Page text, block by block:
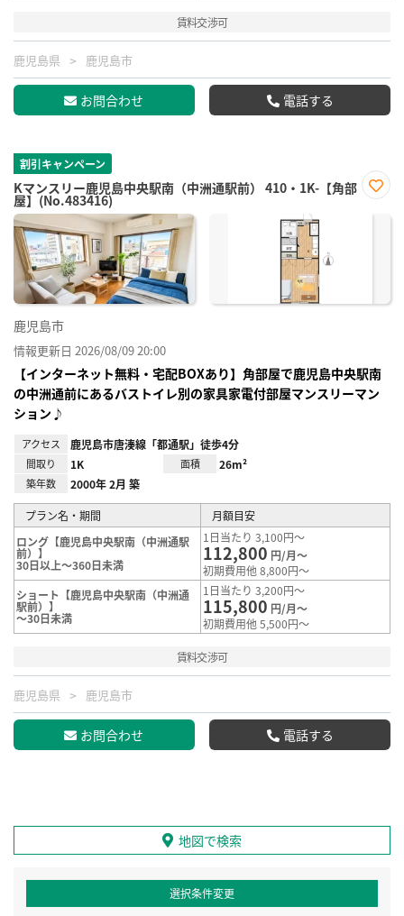
賃料交渉可
鹿児島県 鹿児島市
お問合わせ 電話する
割引キャンペーン
Kマンスリー鹿児島中央駅南（中洲通駅前） 410・1K-【角部
屋】(No.483416)
に入
鹿児島市
情報更新日 2026/08/09 20:00
【インターネット無料・宅配BOXあり】角部屋で鹿児島中央駅南
の中洲通前にあるバストイレ別の家具家電付部屋マンスリーマン
ション♪
アクセス 鹿児島市唐湊線「都通駅」徒歩4分
間取り 1K 面積 26m²
築年数 2000年 2月 築
プラン名・期間
月額目安
ロング【鹿児島中央駅南（中洲通駅
前）】
30日以上～360日未満
1日当たり 3,100円～
112,800 円/月～
初期費用他 8,800円～
ショート【鹿児島中央駅南（中洲通
駅前）】
～30日未満
1日当たり 3,200円～
115,800 円/月～
初期費用他 5,500円～
賃料交渉可
鹿児島県 鹿児島市
お問合わせ 電話する
地図で検索
選択条件変更